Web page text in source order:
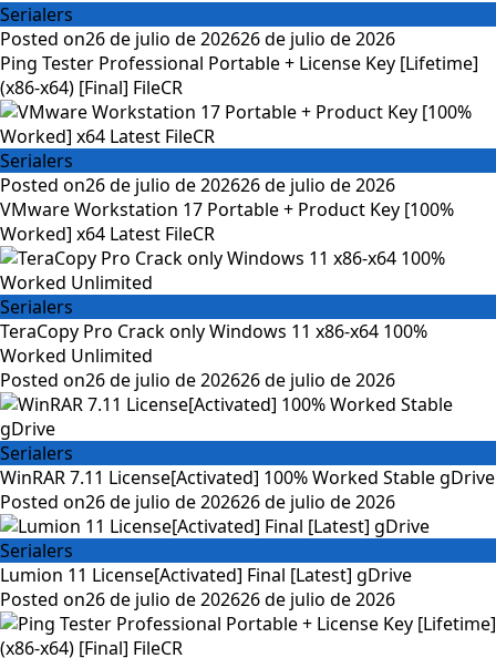
Serialers
Posted on26 de julio de 202626 de julio de 2026
Ping Tester Professional Portable + License Key [Lifetime]
(x86-x64) [Final] FileCR
Serialers
Posted on26 de julio de 202626 de julio de 2026
VMware Workstation 17 Portable + Product Key [100%
Worked] x64 Latest FileCR
Serialers
TeraCopy Pro Crack only Windows 11 x86-x64 100%
Worked Unlimited
Posted on26 de julio de 202626 de julio de 2026
Serialers
WinRAR 7.11 License[Activated] 100% Worked Stable gDrive
Posted on26 de julio de 202626 de julio de 2026
Serialers
Lumion 11 License[Activated] Final [Latest] gDrive
Posted on26 de julio de 202626 de julio de 2026